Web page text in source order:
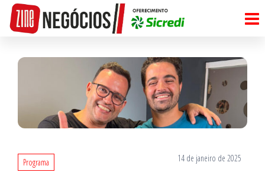
Pular
para
conteúdo
Programa 14 de janeiro de 2025